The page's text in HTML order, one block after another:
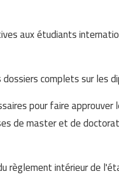
aux étudiants
complets sur les
pour faire
de master et de
règlement intérieur de